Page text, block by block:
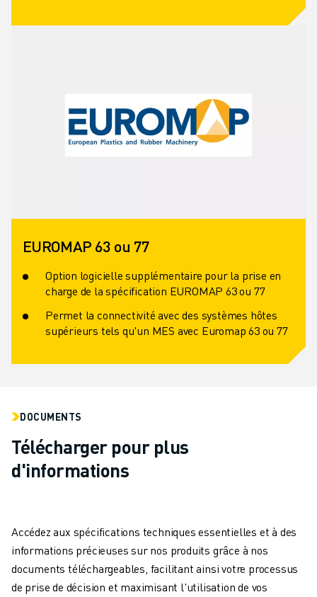
EUROMAP 63 ou 77
Option logicielle supplémentaire pour la prise en
charge de la spécification EUROMAP 63 ou 77
Permet la connectivité avec des systèmes hôtes
supérieurs tels qu'un MES avec Euromap 63 ou 77
DOCUMENTS
Télécharger pour plus
d'informations
Accédez aux spécifications techniques essentielles et à des
informations précieuses sur nos produits grâce à nos
documents téléchargeables, facilitant ainsi votre processus
de prise de décision et maximisant l'utilisation de vos